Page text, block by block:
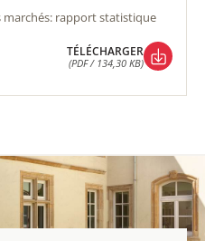
TÉLÉCHARGER
(PDF / 134,30 KB)
(PDF / 134,30 KB)